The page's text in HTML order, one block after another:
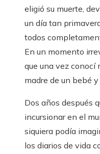
eligió su muerte,
un día tan
todos
En un momento
que una vez conocí
madre de un bebé
Dos años después
incursionar en el
siquiera podía
los diarios de vida